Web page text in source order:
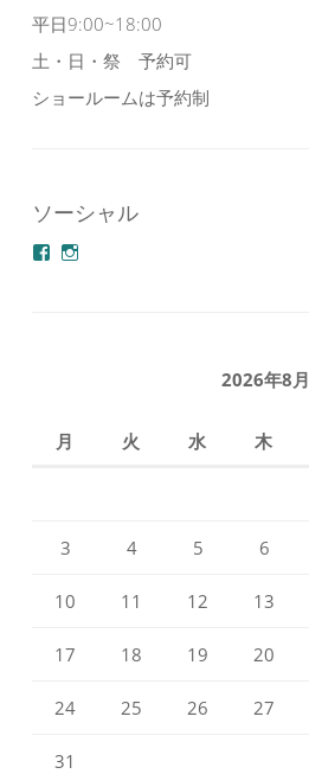
平日9:00~18:00
土・日・祭 予約可
ショールームは予約制
ソーシャル
azuminonoie
を
derakoubou
2026年8月
月 火 水 木
3 4 5 6
10 11 12 13
17 18 19 20
24 25 26 27
31